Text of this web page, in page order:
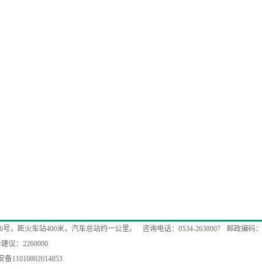
，距火车站400米，汽车总站约一公里。 咨询电话：0534-2638007
邮政编码
议：2260000
备11010802014853